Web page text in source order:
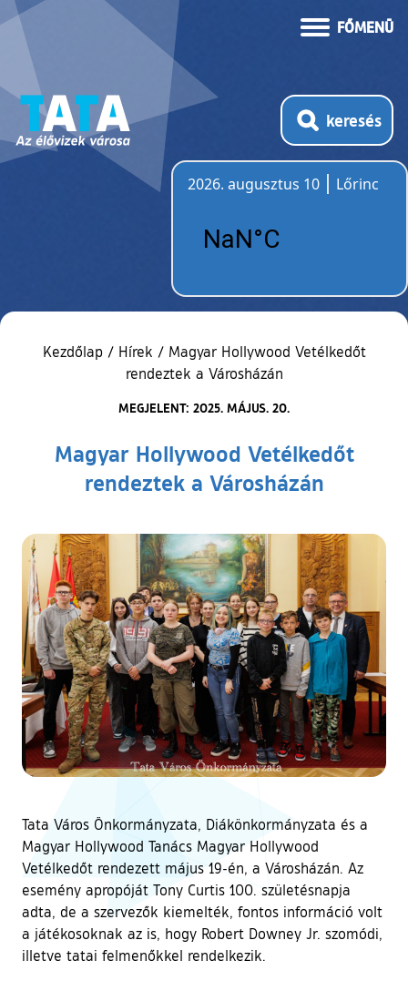
FŐMENÜ
keresés
2026. augusztus 10
Lőrinc
Kezdőlap / Hírek / Magyar Hollywood Vetélkedőt
rendeztek a Városházán
MEGJELENT: 2025. MÁJUS. 20.
Magyar Hollywood Vetélkedőt
rendeztek a Városházán
Tata Város Önkormányzata, Diákönkormányzata és a
Magyar Hollywood Tanács Magyar Hollywood
Vetélkedőt rendezett május 19-én, a Városházán. Az
esemény apropóját Tony Curtis 100. születésnapja
adta, de a szervezők kiemelték, fontos információ volt
a játékosoknak az is, hogy Robert Downey Jr. szomódi,
illetve tatai felmenőkkel rendelkezik.